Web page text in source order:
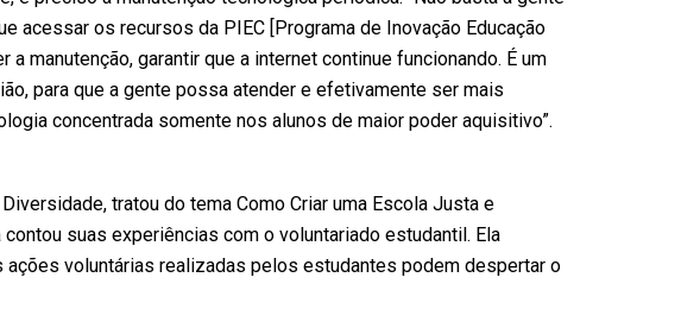
acessar os recursos da PIEC [Programa de Inovação Educação
manutenção, garantir que a internet continue funcionando. É um
para que a gente possa atender e efetivamente ser mais
concentrada somente nos alunos de maior poder aquisitivo”.
tratou do tema Como Criar uma Escola Justa e
suas experiências com o voluntariado estudantil. Ela
ações voluntárias realizadas pelos estudantes podem despertar o